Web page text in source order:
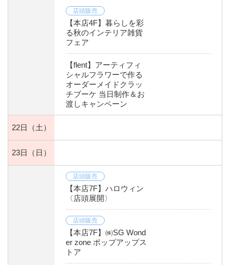
店頭販売
【本店4F】暮らしを彩
る秋のインテリア雑貨
フェア
【flent】アーティフィ
シャルフラワーで作る
オーダーメイドクラッ
チブーケ 当日制作＆お
渡しキャンペーン
22日 （土）
23日 （日）
店頭販売
【本店7F】ハロウィン
〈店頭展開〉
店頭販売
【本店7F】㈱SG Wond
er zone ポップアップス
トア